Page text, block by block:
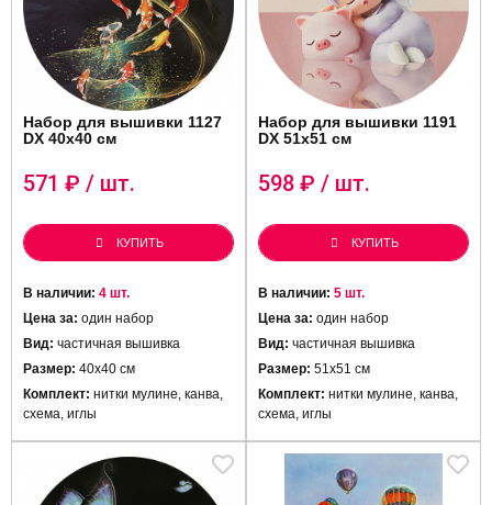
Набор для вышивки 1127
DX 40х40 см
571 ₽ / шт.
КУПИТЬ
В наличии: 4 шт.
Цена за: один набор
Вид: частичная вышивка
Размер: 40х40 см
Комплект: нитки мулине, канва,
схема, иглы
Набор для вышивки 1191
DX 51х51 см
598 ₽ / шт.
КУПИТЬ
В наличии: 5 шт.
Цена за: один набор
Вид: частичная вышивка
Размер: 51х51 см
Комплект: нитки мулине, канва,
схема, иглы